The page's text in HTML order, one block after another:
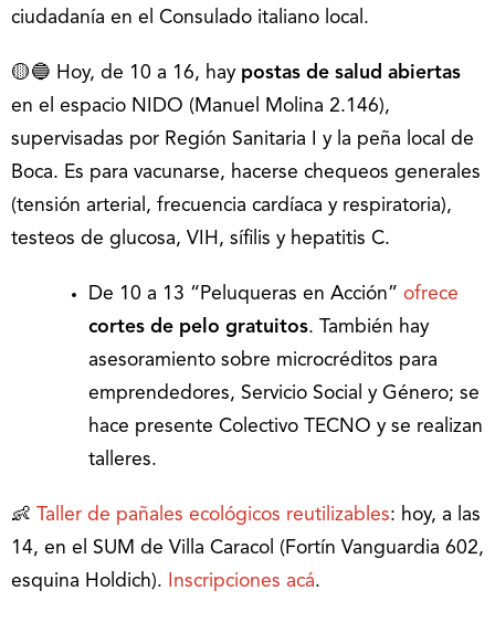
ciudadanía en el Consulado italiano local.
🟡🔵 Hoy, de 10 a 16, hay postas de salud abiertas
en el espacio NIDO (Manuel Molina 2.146),
supervisadas por Región Sanitaria I y la peña local de
Boca. Es para vacunarse, hacerse chequeos generales
(tensión arterial, frecuencia cardíaca y respiratoria),
testeos de glucosa, VIH, sífilis y hepatitis C.
De 10 a 13 “Peluqueras en Acción” ofrece
cortes de pelo gratuitos. También hay
asesoramiento sobre microcréditos para
emprendedores, Servicio Social y Género; se
hace presente Colectivo TECNO y se realizan
talleres.
👶 Taller de pañales ecológicos reutilizables: hoy, a las
14, en el SUM de Villa Caracol (Fortín Vanguardia 602,
esquina Holdich).
Inscripciones acá.